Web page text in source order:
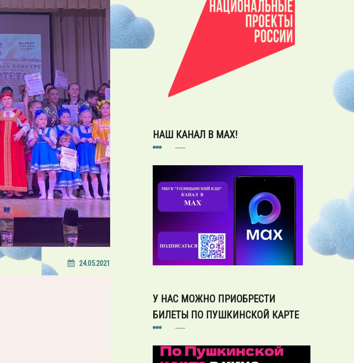
24.05.2021
НАШ КАНАЛ В MAX!
У НАС МОЖНО ПРИОБРЕСТИ
БИЛЕТЫ ПО ПУШКИНСКОЙ КАРТЕ